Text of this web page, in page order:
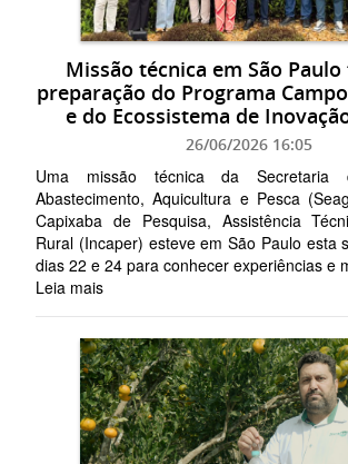
Missão técnica em São
preparação do Programa
e do Ecossistema de
Capixaba
26/06/2026 16:05
Uma missão técnica da Secretaria
Abastecimento, Aquicultura e Pesca
Capixaba de Pesquisa, Assistência
Rural (Incaper) esteve em São Paulo esta
dias 22 e 24 para conhecer experiências e
Leia mais